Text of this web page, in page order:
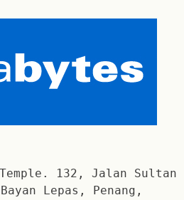
Temple. 132, Jalan Sultan
Lepas, Penang,